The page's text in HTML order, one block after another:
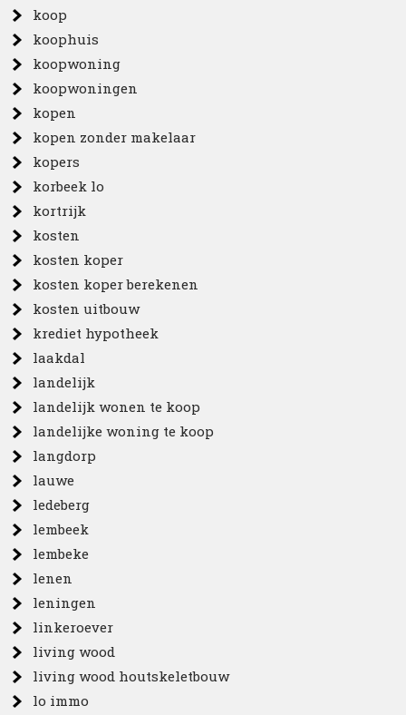
koop
koophuis
koopwoning
koopwoningen
kopen
kopen zonder makelaar
kopers
korbeek lo
kortrijk
kosten
kosten koper
kosten koper berekenen
kosten uitbouw
krediet hypotheek
laakdal
landelijk
landelijk wonen te koop
landelijke woning te koop
langdorp
lauwe
ledeberg
lembeek
lembeke
lenen
leningen
linkeroever
living wood
living wood houtskeletbouw
lo immo